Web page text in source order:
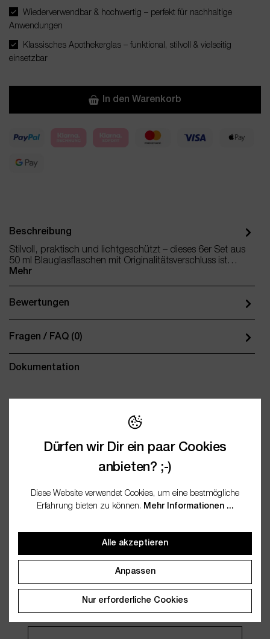
Wiederverwendbar & hochwertig – perfekt für nachhaltige
Anwendungen
Klassisches Apothekerglas – funktional, stilvoll & vielseitig
einsetzbar
In den Warenkorb
Beschreibung
Stilvoll, praktisch und lichtgeschützt – dieses 6er Set aus
50 ml Blauglasflaschen mit Originalitätsverschluss ist…
Mehr
Bewertungen
Fragen / FAQ (0)
Dokumentation
Blauglasflasche 50ml mit
Artikelnummer WES21465
Kunden kauften auch
Dürfen wir Dir ein paar Cookies
anbieten? ;-)
Diese Website verwendet Cookies, um eine bestmögliche
Erfahrung bieten zu können. Mehr Informationen ...
Alle akzeptieren
Anpassen
Nur erforderliche Cookies